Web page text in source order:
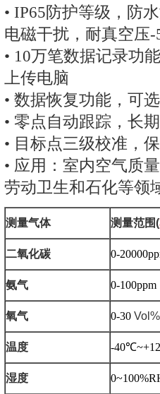
• IP65防护等级，防
电磁干扰，耐真空压-
• 10万笔数据记录功
上传电脑
• 数据恢复功能，可
• 零点自动跟踪，长
• 目标点三级校准，
• 应用：室内空气质
劳动卫生和石化等领
测量气体 测量范围(
二氧化碳 0-
氨气 0-100ppm
氧气 0-30 Vol%
温度 -40℃~+
湿度